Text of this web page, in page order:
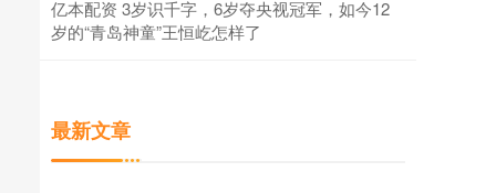
亿本配资 3岁识千字，6岁夺央视冠军，如今12
岁的“青岛神童”王恒屹怎样了
最新文章